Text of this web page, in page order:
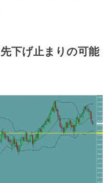
下げ止まりの可能